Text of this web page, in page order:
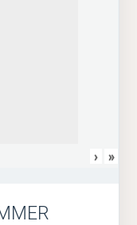
› »